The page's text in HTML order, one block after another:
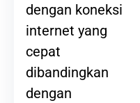
dengan koneksi
internet yang
cepat
dibandingkan
dengan